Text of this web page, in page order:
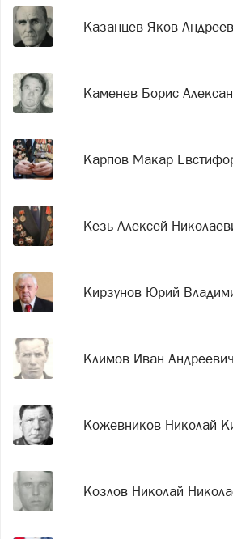
Казанцев Яков
Каменев Борис
Карпов Макар
Кезь Алексей
Кирзунов Юрий
Климов Иван Андреевич
Кожевников Николай
Козлов Николай